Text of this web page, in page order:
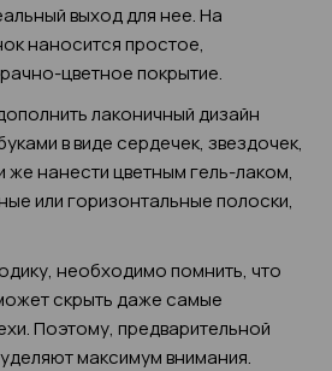
выход для нее. На
наносится простое,
цветное покрытие.
лаконичный дизайн
в виде сердечек, звездочек,
же нанести цветным гель-лаком,
или горизонтальные полоски,
необходимо помнить, что
скрыть даже самые
Поэтому, предварительной
максимум внимания.